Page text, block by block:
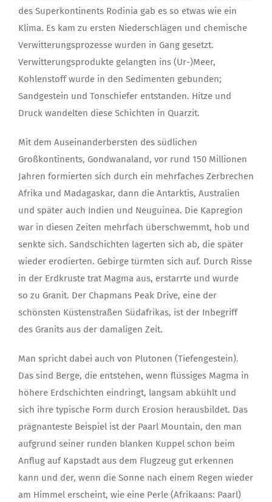
des Superkontinents Rodinia gab es so etwas wie ein
Klima. Es kam zu ersten Niederschlägen und chemische
Verwitterungsprozesse wurden in Gang gesetzt.
Verwitterungsprodukte gelangten ins (Ur-)Meer,
Kohlenstoff wurde in den Sedimenten gebunden;
Sandgestein und Tonschiefer entstanden. Hitze und
Druck wandelten diese Schichten in Quarzit.
Mit dem Auseinanderbersten des südlichen
Großkontinents, Gondwanaland, vor rund 150 Millionen
Jahren formierten sich durch ein mehrfaches Zerbrechen
Afrika und Madagaskar, dann die Antarktis, Australien
und später auch Indien und Neuguinea. Die Kapregion
war in diesen Zeiten mehrfach überschwemmt, hob und
senkte sich. Sandschichten lagerten sich ab, die später
wieder erodierten. Gebirge türmten sich auf. Durch Risse
in der Erdkruste trat Magma aus, erstarrte und wurde
so zu Granit. Der Chapmans Peak Drive, eine der
schönsten Küstenstraßen Südafrikas, ist der Inbegriff
des Granits aus der damaligen Zeit.
Man spricht dabei auch von Plutonen (Tiefengestein).
Das sind Berge, die entstehen, wenn flüssiges Magma in
höhere Erdschichten eindringt, langsam abkühlt und
sich ihre typische Form durch Erosion herausbildet. Das
prägnanteste Beispiel ist der Paarl Mountain, den man
aufgrund seiner runden blanken Kuppel schon beim
Anflug auf Kapstadt aus dem Flugzeug gut erkennen
kann und der, wenn die Sonne nach einem Regen wieder
am Himmel erscheint, wie eine Perle (Afrikaans: Paarl)